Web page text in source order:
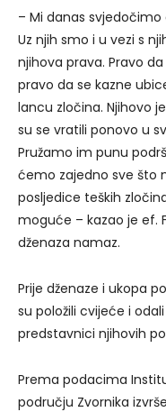
– Mi danas
Uz njih smo i u vezi s
njihova prava. Pravo
pravo da se kazne
lancu zločina. Njihovo
su se vratili ponovo u
Pružamo im punu
ćemo zajedno sve što
posljedice teških
moguće – kazao je ef.
dženaza namaz.
Prije dženaze i ukopa
su položili cvijeće i
predstavnici njihovih
Prema podacima
području Zvornika